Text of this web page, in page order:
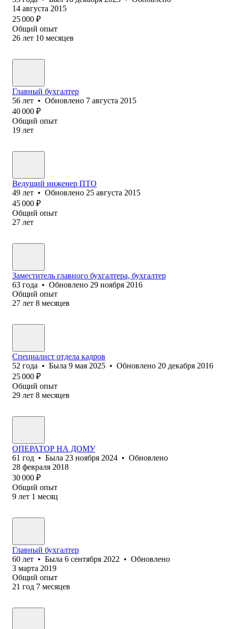
14 августа 2015
25 000 ₽
Общий опыт
26 лет 10 месяцев
Главный бухгалтер
56 лет • Обновлено 7 августа 2015
40 000 ₽
Общий опыт
19 лет
Ведущий инженер ПТО
49 лет • Обновлено 25 августа 2015
45 000 ₽
Общий опыт
27 лет
Заместитель главного бухгалтера, бухгалтер
63 года • Обновлено 29 ноября 2016
Общий опыт
27 лет 8 месяцев
Специалист отдела кадров
52 года • Была 9 мая 2025 • Обновлено 20 декабря 2016
25 000 ₽
Общий опыт
29 лет 8 месяцев
ОПЕРАТОР НА ДОМУ
61 год • Была 23 ноября 2024 • Обновлено
28 февраля 2018
30 000 ₽
Общий опыт
9 лет 1 месяц
Главный бухгалтер
60 лет • Была 6 сентября 2022 • Обновлено
3 марта 2019
Общий опыт
21 год 7 месяцев